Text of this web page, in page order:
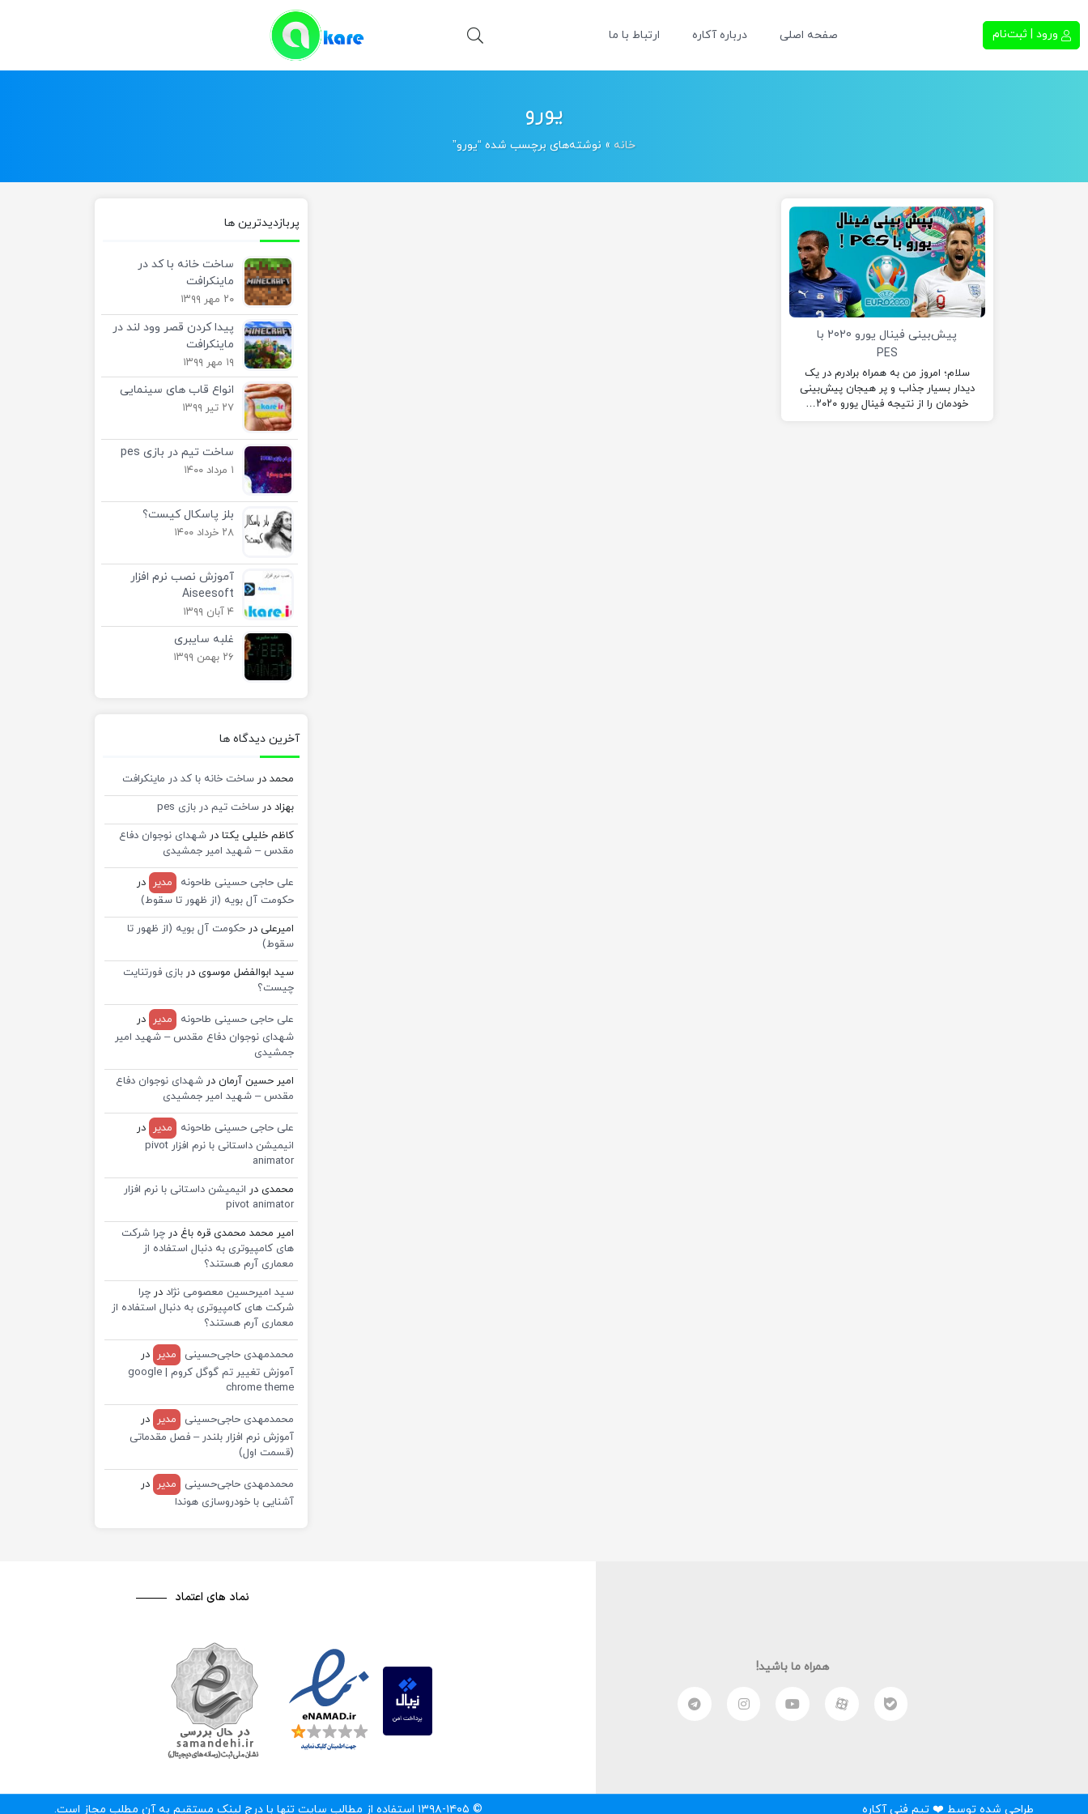
ورود | ثبت‌نام صفحه اصلی درباره آکاره ارتباط با ما
یورو
خانه » نوشته‌های برچسب شده “یورو”
پیش‌بینی فینال یورو 2020 با
PES
سلام؛ امروز من به همراه برادرم در یک
دیدار بسیار جذاب و پر هیجان پیش‌بینی
خودمان را از نتیجه فینال یورو ۲۰۲۰…
پربازدیدترین ها
ساخت خانه با کد در
ماینکرافت
۲۰ مهر ۱۳۹۹
پیدا کردن قصر وود لند در
ماینکرافت
۱۹ مهر ۱۳۹۹
انواع قاب های سینمایی
۲۷ تیر ۱۳۹۹
ساخت تیم در بازی pes
۱ مرداد ۱۴۰۰
بلز پاسکال کیست؟
۲۸ خرداد ۱۴۰۰
آموزش نصب نرم افزار
Aiseesoft
۴ آبان ۱۳۹۹
غلبه سایبری
۲۶ بهمن ۱۳۹۹
آخرین دیدگاه ها
محمد درساخت خانه با کد در ماینکرافت
بهزاد درساخت تیم در بازی pes
کاظم خلیلی یکتا درشهدای نوجوان دفاع
مقدس – شهید امیر جمشیدی
علی حاجی حسینی طاحونه مدیر
در
حکومت آل بویه (از ظهور تا سقوط)
امیرعلی درحکومت آل بویه (از ظهور تا
سقوط)
سید ابوالفضل موسوی دربازی فورتنایت
چیست؟
علی حاجی حسینی طاحونه مدیر
در
شهدای نوجوان دفاع مقدس – شهید امیر
جمشیدی
امیر حسین آرمان درشهدای نوجوان دفاع
مقدس – شهید امیر جمشیدی
علی حاجی حسینی طاحونه مدیر
در
انیمیشن داستانی با نرم افزار pivot
animator
محمدی در انیمیشن داستانی با نرم افزار
pivot animator
امیر محمد محمدی قره باغ درچرا شرکت
های کامپیوتری به دنبال استفاده از
معماری آرم هستند؟
سید امیرحسین معصومی نژاد درچرا
شرکت های کامپیوتری به دنبال استفاده از
معماری آرم هستند؟
محمدمهدی حاجی‌حسینی مدیر
در
آموزش تغییر تم گوگل کروم | google
chrome theme
محمدمهدی حاجی‌حسینی مدیر
در
آموزش نرم افزار بلندر – فصل مقدماتی
(قسمت اول)
محمدمهدی حاجی‌حسینی مدیر
در
آشنایی با خودروسازی هوندا
همراه ما باشید!
نماد های اعتماد
طراحی شده توسط ❤️ تیم فنی آکاره © ۱۳۹۸-۱۴۰۵ استفاده از مطالب سایت تنها با درج لینک مستقیم به آن مطلب مجاز است.‌